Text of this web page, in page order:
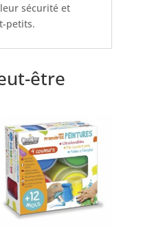
leur sécurité et
petits.
être